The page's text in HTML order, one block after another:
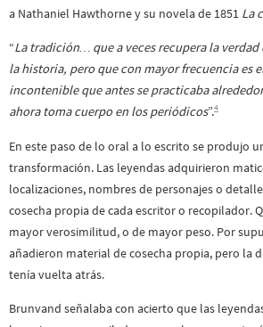
a Nathaniel Hawthorne y su novela de 1851 La
“La tradición… que a veces recupera la verdad
la historia, pero que con mayor frecuencia es
incontenible que antes se practicaba
ahora toma cuerpo en los periódicos”.4
En este paso de lo oral a lo escrito se produjo
transformación. Las leyendas adquirieron
localizaciones, nombres de personajes o
cosecha propia de cada escritor o recopilador.
mayor verosimilitud, o de mayor peso. Por
añadieron material de cosecha propia, pero la
tenía vuelta atrás.
Brunvand señalaba con acierto que las